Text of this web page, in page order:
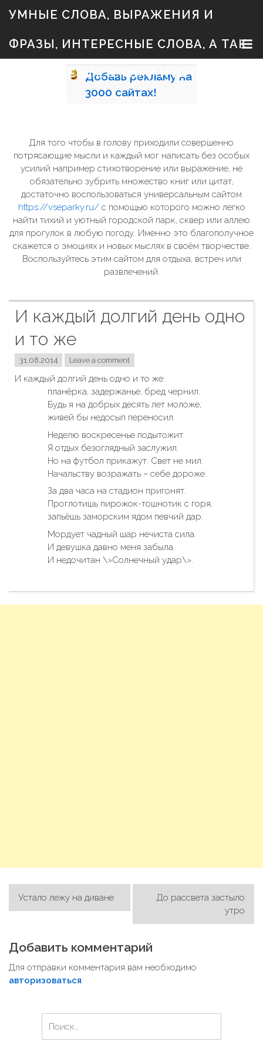
УМНЫЕ СЛОВА, ВЫРАЖЕНИЯ И
ФРАЗЫ, ИНТЕРЕСНЫЕ СЛОВА, А ТАК
ЖЕ ЗНАЧЕНИЕ, СТИХИ И ПРОЗА
k
t
o
Добавь рекламу на
3000 сайтах!
Для того чтобы в голову приходили совершенно
потрясающие мысли и каждый мог написать без особых
усилий например стихотворение или выражение, не
обязательно зубрить множество книг или цитат,
достаточно воспользоваться универсальным сайтом
https://vseparky.ru/ с помощью которого можно легко
найти тихий и уютный городской парк, сквер или аллею
для прогулок в любую погоду. Именно это благополучное
скажется о эмоциях и новых мыслях в своём творчестве.
Воспользуйтесь этим сайтом для отдыха, встреч или
развлечений.
И каждый долгий день одно
и то же
31.08.2014 Leave a comment
И каждый долгий день одно и то же:
планёрка, задержанье, бред чернил.
Будь я на добрых десять лет моложе,
живей бы недосып переносил.
Неделю воскресенье подытожит.
Я отдых безоглядный заслужил.
Но на футбол прикажут. Свет не мил.
Начальству возражать – себе дороже.
За два часа на стадион пригонят.
Проглотишь пирожок-тошнотик с горя,
запьёшь заморским ядом певчий дар.
Мордует чадный шар нечиста сила.
И девушка давно меня забыла.
И недочитан \»Солнечный удар\».
в
и
г
Устало лежу на диване
До рассвета застыло
утро
Добавить комментарий
Для отправки комментария вам необходимо
авторизоваться.